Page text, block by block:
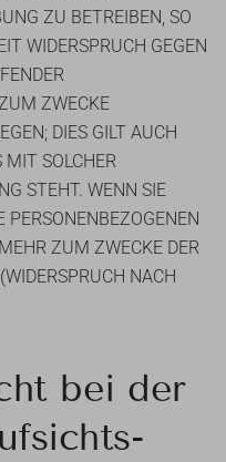
ZU BETREIBEN, SO
WIDERSPRUCH GEGEN
ZWECKE
DIES GILT AUCH
MIT SOLCHER
STEHT. WENN SIE
PERSONENBEZOGENEN
ZUM ZWECKE DER
NACH
bei der